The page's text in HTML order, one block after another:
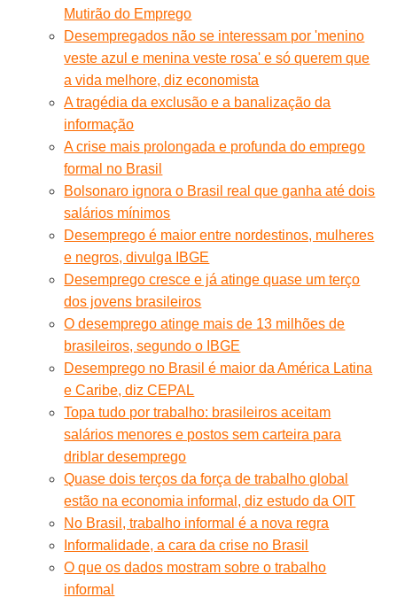
Mutirão do Emprego
Desempregados não se interessam por 'menino
veste azul e menina veste rosa' e só querem que
a vida melhore, diz economista
A tragédia da exclusão e a banalização da
informação
A crise mais prolongada e profunda do emprego
formal no Brasil
Bolsonaro ignora o Brasil real que ganha até dois
salários mínimos
Desemprego é maior entre nordestinos, mulheres
e negros, divulga IBGE
Desemprego cresce e já atinge quase um terço
dos jovens brasileiros
O desemprego atinge mais de 13 milhões de
brasileiros, segundo o IBGE
Desemprego no Brasil é maior da América Latina
e Caribe, diz CEPAL
Topa tudo por trabalho: brasileiros aceitam
salários menores e postos sem carteira para
driblar desemprego
Quase dois terços da força de trabalho global
estão na economia informal, diz estudo da OIT
No Brasil, trabalho informal é a nova regra
Informalidade, a cara da crise no Brasil
O que os dados mostram sobre o trabalho
informal